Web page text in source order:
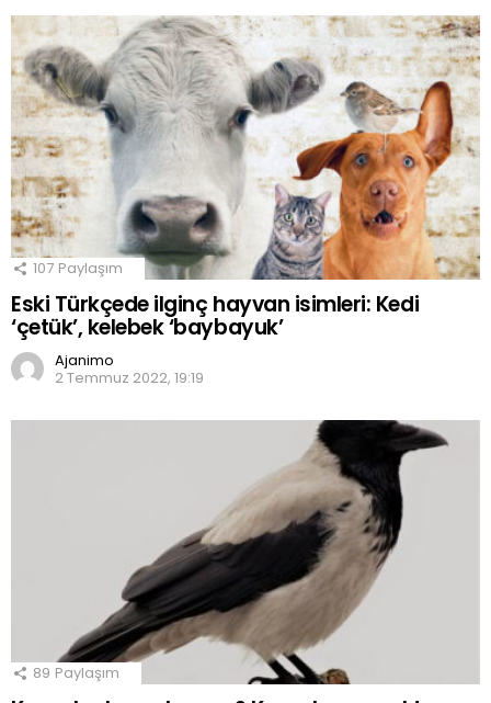
107 Paylaşım
Eski Türkçede ilginç hayvan isimleri: Kedi
‘çetük’, kelebek ‘baybayuk’
Ajanimo
2 Temmuz 2022, 19:19
89 Paylaşım